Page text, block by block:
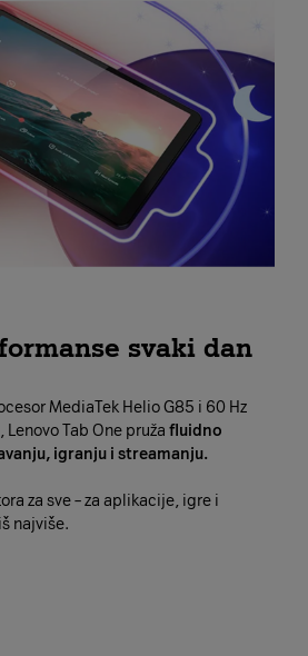
svaki dan
MediaTek Helio G85 i 60 Hz
Lenovo Tab One pruža fluidno
igranju i streamanju.
za sve – za aplikacije, igre i
najviše.